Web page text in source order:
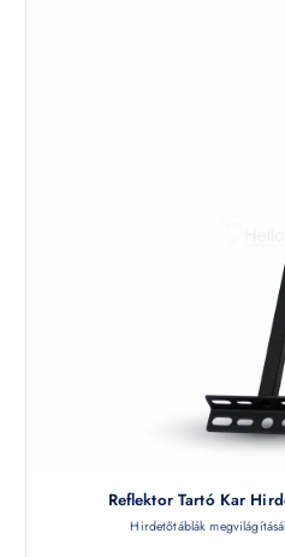
Reflektor Tartó Kar
Hirdetőtáblák